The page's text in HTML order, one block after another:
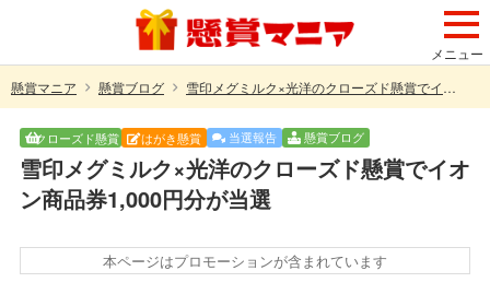
メニュー
懸賞マニア
懸賞ブログ 雪印メグミルク×光洋のクローズド懸賞でイオン商品券1,000円分が当選
クローズド懸賞 はがき懸賞 当選報告 懸賞ブログ
雪印メグミルク×光洋のクローズド懸賞でイオ
ン商品券1,000円分が当選
本ページはプロモーションが含まれています